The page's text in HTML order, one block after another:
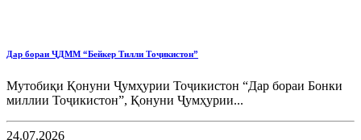
Дар бораи ҶДММ “Бейкер Тилли Тоҷикистон”
Мутобиқи Қонуни Ҷумҳурии Тоҷикистон “Дар бораи Бонки
миллии Тоҷикистон”, Қонуни Ҷумҳурии...
24.07.2026